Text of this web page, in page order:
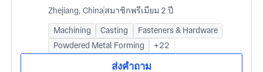
Zhejiang, Chinaสมาชิกพรีเมียม 2 ปี
Machining Casting
Fasteners & Hardware
Powdered Metal Forming
+22
ส่งคำถาม